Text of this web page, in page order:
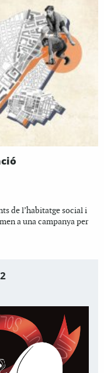
de l’habitatge social i
a una campanya per